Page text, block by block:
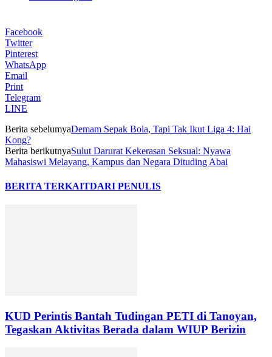
Facebook
Twitter
Pinterest
WhatsApp
Email
Print
Telegram
LINE
Berita sebelumyaDemam Sepak Bola, Tapi Tak Ikut Liga 4: Hai
Kong?
Berita berikutnyaSulut Darurat Kekerasan Seksual: Nyawa
Mahasiswi Melayang, Kampus dan Negara Dituding Abai
BERITA TERKAITDARI PENULIS
KUD Perintis Bantah Tudingan PETI di Tanoyan,
Tegaskan Aktivitas Berada dalam WIUP Berizin